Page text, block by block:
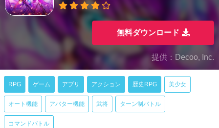
無料ダウンロード
提供：Decoo, Inc.
RPG ゲーム アプリ アクション 歴史RPG 美少女
オート機能 アバター機能 武将 ターン制バトル
コマンドバトル